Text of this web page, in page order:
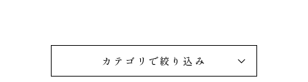
カテゴリで絞り込み